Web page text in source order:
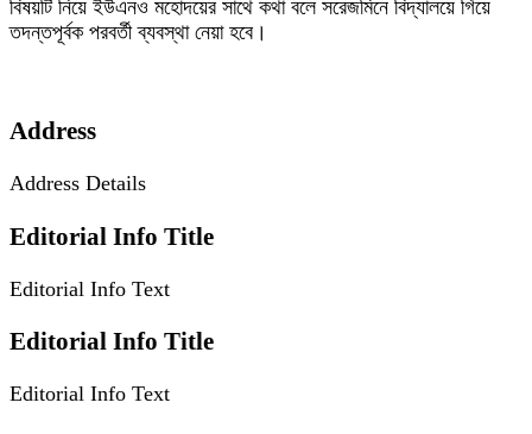
বিষয়টি নিয়ে ইউএনও মহোদয়ের সাথে কথা বলে সরেজমিনে বিদ্যালয়ে গিয়ে
তদন্তপূর্বক পরবর্তী ব্যবস্থা নেয়া হবে।
Address
Address Details
Editorial Info Title
Editorial Info Text
Editorial Info Title
Editorial Info Text